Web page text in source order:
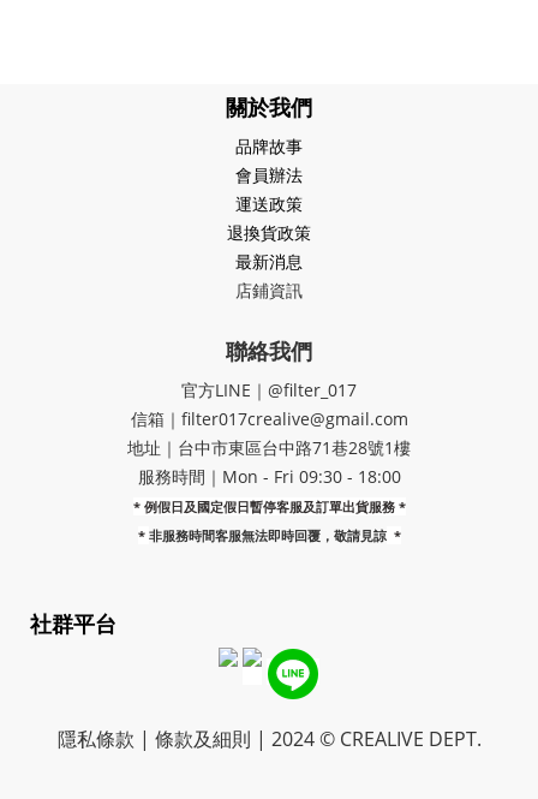
關於我們
品牌故事
會員辦法
運送政策
退換貨政策
最新消息
店鋪資訊
聯絡我們
官方LINE｜@filter_017
信箱｜filter017crealive@gmail.com
地址｜​台中市東區台中路71巷28號1樓
服務時間｜Mon - Fri 09:30 - 18:00
* 例假日及國定假日暫停客服及訂單出貨服務 *
* 非服務時間客服無法即時回覆，敬請見諒 *
社群平台
隱私條款 | 條款及細則 | 2024 © CREALIVE DEPT.